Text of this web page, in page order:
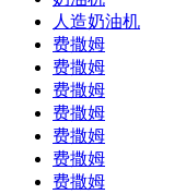
人造奶油机
费撒姆
费撒姆
费撒姆
费撒姆
费撒姆
费撒姆
费撒姆